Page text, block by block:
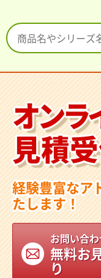
オンラ
見積
経験豊富なア
たします！
お問い合
無料お
り